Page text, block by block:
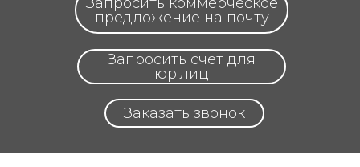
Заказать звонок
предложение на почту
Запросить счет для
юр.лиц